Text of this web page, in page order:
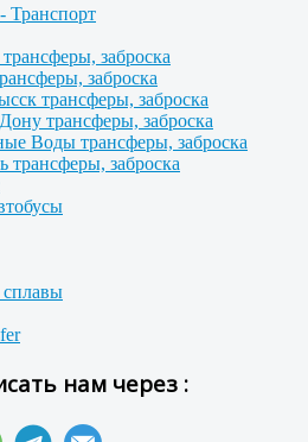
Транспорт
заброска
заброска
трансферы, заброска
трансферы, заброска
Воды трансферы, заброска
трансферы, заброска
нам через :